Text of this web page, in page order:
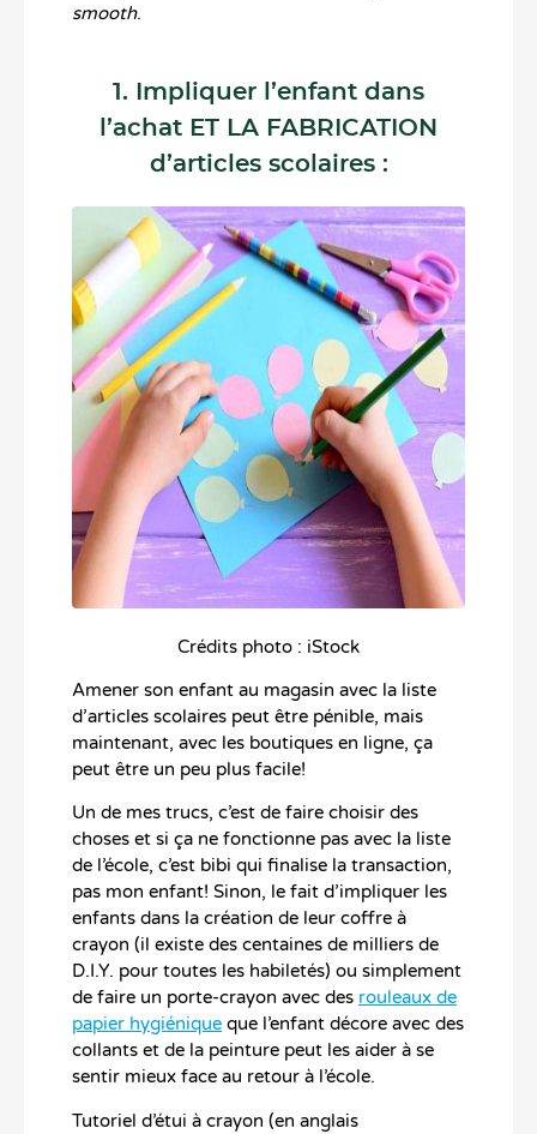
smooth.
1. Impliquer l’enfant dans
l’achat ET LA FABRICATION
d’articles scolaires :
Crédits photo : iStock
Amener son enfant au magasin avec la liste
d’articles scolaires peut être pénible, mais
maintenant, avec les boutiques en ligne, ça
peut être un peu plus facile!
Un de mes trucs, c’est de faire choisir des
choses et si ça ne fonctionne pas avec la liste
de l’école, c’est bibi qui finalise la transaction,
pas mon enfant! Sinon, le fait d’impliquer les
enfants dans la création de leur coffre à
crayon (il existe des centaines de milliers de
D.I.Y. pour toutes les habiletés) ou simplement
de faire un porte-crayon avec des rouleaux de
papier hygiénique que l’enfant décore avec des
collants et de la peinture peut les aider à se
sentir mieux face au retour à l’école.
Tutoriel d’étui à crayon (en anglais